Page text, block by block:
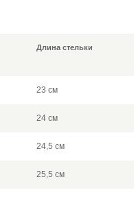
Длина стельки
23 см
24 см
24,5 см
25,5 см